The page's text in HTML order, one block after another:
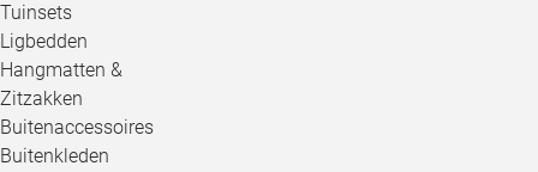
Tuinsets
Ligbedden
Hangmatten &
Zitzakken
Buitenaccessoires
Buitenkleden